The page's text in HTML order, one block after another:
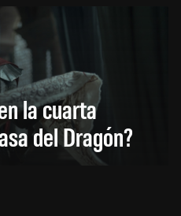
la cuarta
del Dragón?